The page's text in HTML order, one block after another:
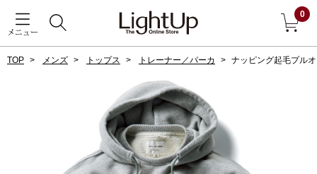
メニュー
0
すべて見る
戻る
TOP メンズ トップス トレーナー／パーカ ナッピング起毛プル